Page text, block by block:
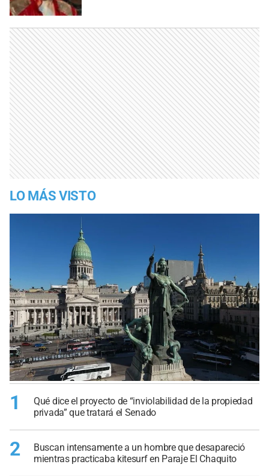
LO MÁS VISTO
1
Qué dice el proyecto de “inviolabilidad de la propiedad
privada” que tratará el Senado
2
Buscan intensamente a un hombre que desapareció
mientras practicaba kitesurf en Paraje El Chaquito